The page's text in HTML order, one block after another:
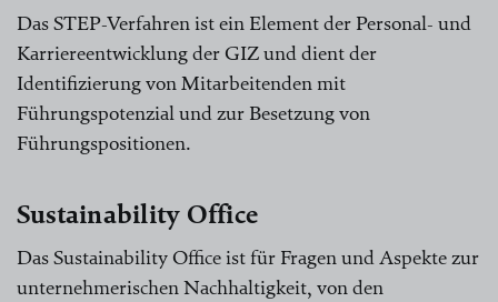
Das STEP-Verfahren ist ein Element der Personal- und
Karriereentwicklung der GIZ und dient der
Identifizierung von Mitarbeitenden mit
Führungspotenzial und zur Besetzung von
Führungspositionen.
Sustainability Office
Das Sustainability Office ist für Fragen und Aspekte zur
unternehmerischen Nachhaltigkeit, von den